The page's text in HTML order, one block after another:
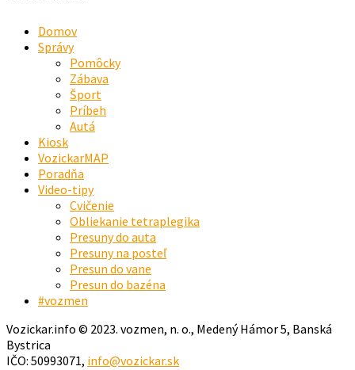
Domov
Správy
Pomôcky
Zábava
Šport
Príbeh
Autá
Kiosk
VozickarMAP
Poradňa
Video-tipy
Cvičenie
Obliekanie tetraplegika
Presuny do auta
Presuny na posteľ
Presun do vane
Presun do bazéna
#vozmen
Vozickar.info © 2023. vozmen, n. o., Medený Hámor 5, Banská
Bystrica
IČO: 50993071, info@vozickar.sk